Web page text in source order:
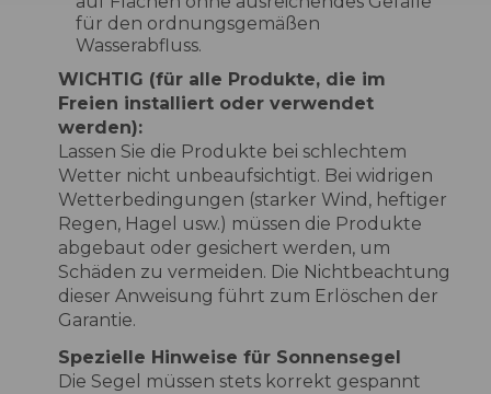
für den ordnungsgemäßen
Wasserabfluss.
WICHTIG (für alle Produkte, die im
Freien installiert oder verwendet
werden):
Lassen Sie die Produkte bei schlechtem
Wetter nicht unbeaufsichtigt. Bei widrigen
Wetterbedingungen (starker Wind, heftiger
Regen, Hagel usw.) müssen die Produkte
abgebaut oder gesichert werden, um
Schäden zu vermeiden. Die Nichtbeachtung
dieser Anweisung führt zum Erlöschen der
Garantie.
Spezielle Hinweise für Sonnensegel
Die Segel müssen stets korrekt gespannt